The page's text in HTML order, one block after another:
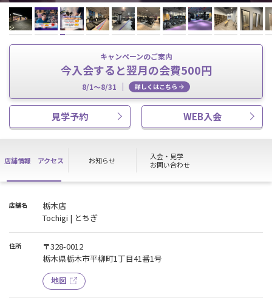
キャンペーンのご案内
今入会すると翌月の会費500円
8/1～8/31 詳しくはこちら
見学予約 WEB入会
店舗情報 アクセス お知らせ
入会・見学
お問い合わせ
店舗名
栃木店
Tochigi | とちぎ
住所
〒328-0012
栃木県栃木市平柳町1丁目41番1号
地図